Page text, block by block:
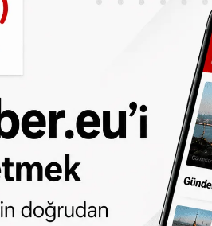
Yerel gazete
ve bakım tesislerinde
mahsur kaldı. Yardım
om 11:02 uur, daarbij
zijn onderweg om dit op te
PSzNXMPLCe